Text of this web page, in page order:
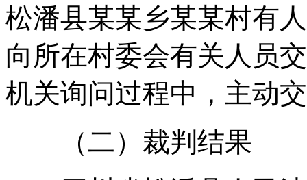
松潘县某某乡某某村有
向所在村委会有关人员
机关询问过程中，主动
（二）裁判结果